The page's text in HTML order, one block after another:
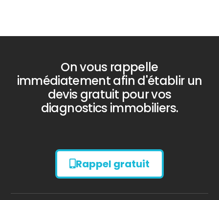
Diagnostic
AMIANTE
On vous rappelle
immédiatement afin d'établir un
devis gratuit pour vos
diagnostics immobiliers.
Rappel gratuit